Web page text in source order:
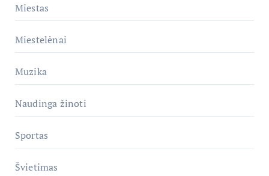
Miestas
Miestelėnai
Muzika
Naudinga žinoti
Sportas
Švietimas